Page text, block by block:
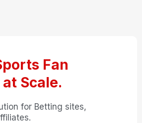
Fan
Scale.
for Betting sites,